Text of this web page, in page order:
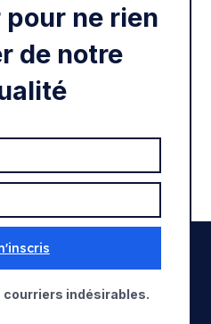
ne rien
de notre
courriers indésirables.